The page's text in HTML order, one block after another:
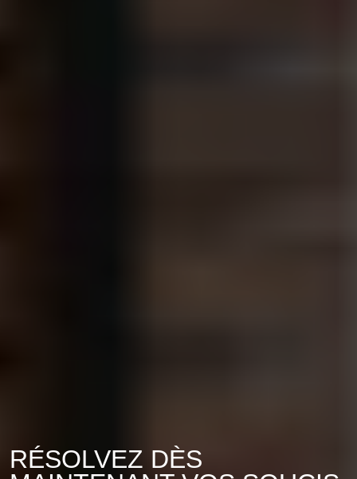
RÉSOLVEZ DÈS